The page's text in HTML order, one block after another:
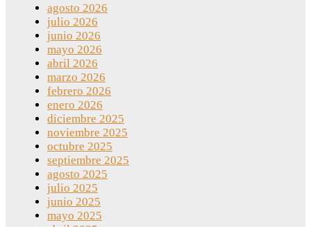
agosto 2026
julio 2026
junio 2026
mayo 2026
abril 2026
marzo 2026
febrero 2026
enero 2026
diciembre 2025
noviembre 2025
octubre 2025
septiembre 2025
agosto 2025
julio 2025
junio 2025
mayo 2025